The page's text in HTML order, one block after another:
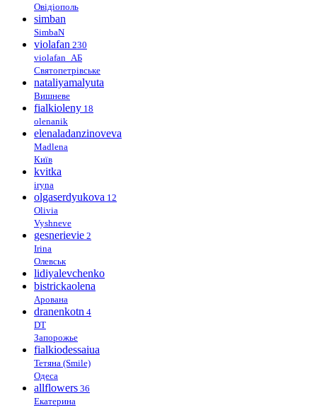
Овідіополь
simban
SimbaN
violafan 230
violafan_АБ
Святопетрівське
nataliyamalyuta
Вишневе
fialkioleny 18
olenanik
elenaladanzinoveva
Madlena
Київ
kvitka
iryna
olgaserdyukova 12
Olivia
Vyshneve
gesnerievie 2
Irina
Олевськ
lidiyalevchenko
bistrickaolena
Арована
dranenkotn 4
DT
Запорожье
fialkiodessaiua
Тетяна (Smile)
Одеса
allflowers 36
Екатерина